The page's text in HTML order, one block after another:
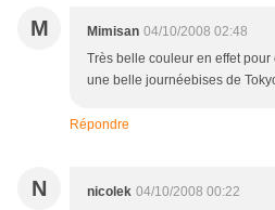
M Mimisan 04/10/2008 02:48
Très belle couleur en effet
une belle journéebises de
Répondre
N nicolek 04/10/2008 00:22